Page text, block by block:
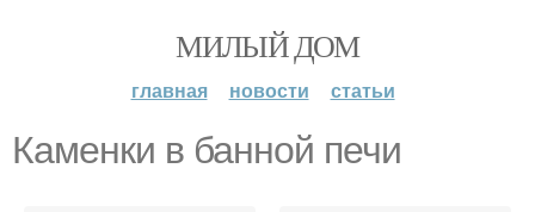
МИЛЫЙ ДОМ
главная новости статьи
Каменки в банной печи